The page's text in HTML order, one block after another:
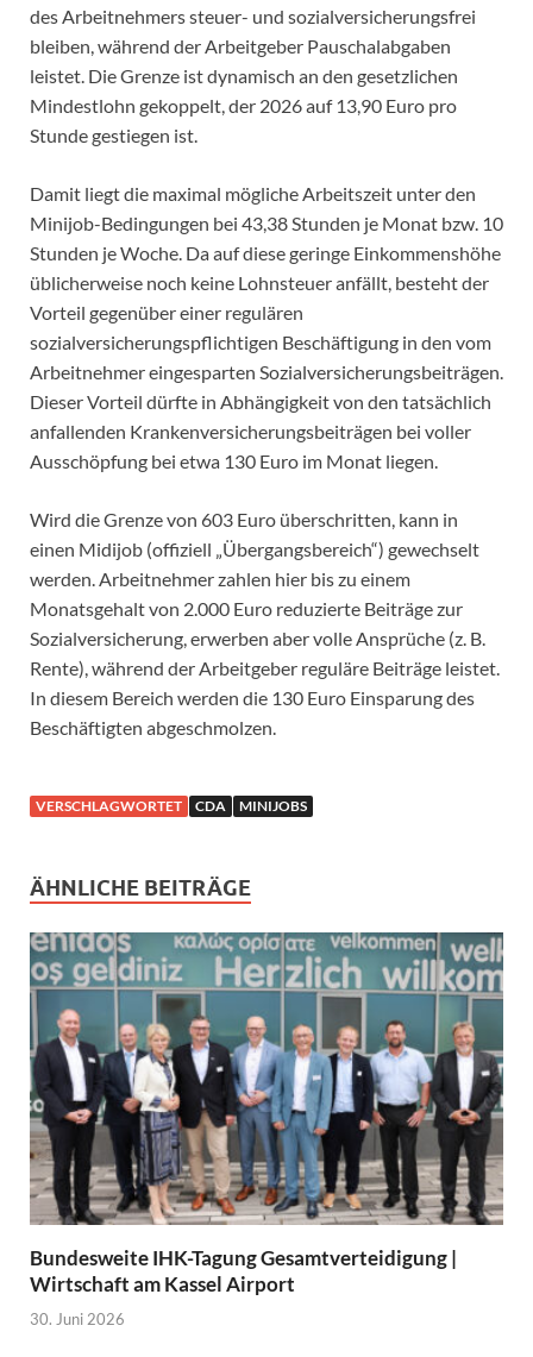
des Arbeitnehmers steuer- und sozialversicherungsfrei
bleiben, während der Arbeitgeber Pauschalabgaben
leistet. Die Grenze ist dynamisch an den gesetzlichen
Mindestlohn gekoppelt, der 2026 auf 13,90 Euro pro
Stunde gestiegen ist.
Damit liegt die maximal mögliche Arbeitszeit unter den
Minijob-Bedingungen bei 43,38 Stunden je Monat bzw. 10
Stunden je Woche. Da auf diese geringe Einkommenshöhe
üblicherweise noch keine Lohnsteuer anfällt, besteht der
Vorteil gegenüber einer regulären
sozialversicherungspflichtigen Beschäftigung in den vom
Arbeitnehmer eingesparten Sozialversicherungsbeiträgen.
Dieser Vorteil dürfte in Abhängigkeit von den tatsächlich
anfallenden Krankenversicherungsbeiträgen bei voller
Ausschöpfung bei etwa 130 Euro im Monat liegen.
Wird die Grenze von 603 Euro überschritten, kann in
einen Midijob (offiziell „Übergangsbereich“) gewechselt
werden. Arbeitnehmer zahlen hier bis zu einem
Monatsgehalt von 2.000 Euro reduzierte Beiträge zur
Sozialversicherung, erwerben aber volle Ansprüche (z. B.
Rente), während der Arbeitgeber reguläre Beiträge leistet.
In diesem Bereich werden die 130 Euro Einsparung des
Beschäftigten abgeschmolzen.
VERSCHLAGWORTET CDA MINIJOBS
ÄHNLICHE BEITRÄGE
Bundesweite IHK-Tagung Gesamtverteidigung |
Wirtschaft am Kassel Airport
30. Juni 2026